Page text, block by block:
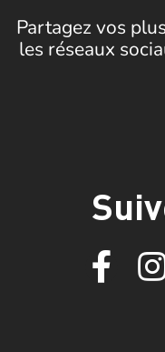
Partagez vos
les réseaux